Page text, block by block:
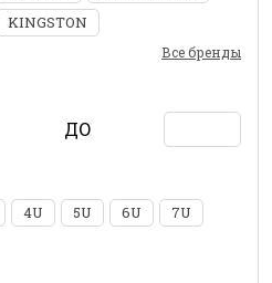
KINGSTON
Все бренды
ДО
4U 5U 6U
7U